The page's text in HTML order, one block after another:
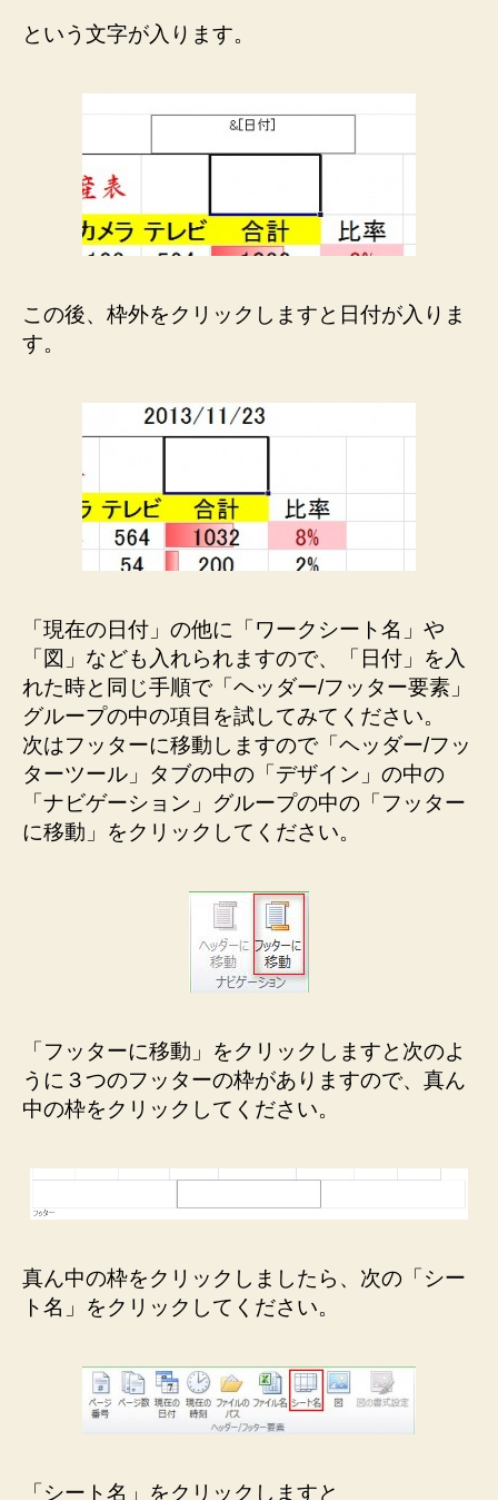
という文字が入ります。
この後、枠外をクリックしますと日付が入りま
す。
「現在の日付」の他に「ワークシート名」や
「図」なども入れられますので、「日付」を入
れた時と同じ手順で「ヘッダー/フッター要素」
グループの中の項目を試してみてください。
次はフッターに移動しますので「ヘッダー/フッ
ターツール」タブの中の「デザイン」の中の
「ナビゲーション」グループの中の「フッター
に移動」をクリックしてください。
「フッターに移動」をクリックしますと次のよ
うに３つのフッターの枠がありますので、真ん
中の枠をクリックしてください。
真ん中の枠をクリックしましたら、次の「シー
ト名」をクリックしてください。
「シート名」をクリックしますと